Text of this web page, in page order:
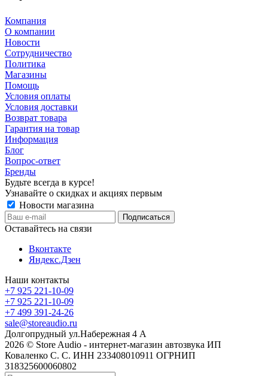
Компания
О компании
Новости
Сотрудничество
Политика
Магазины
Помощь
Условия оплаты
Условия доставки
Возврат товара
Гарантия на товар
Информация
Блог
Вопрос-ответ
Бренды
Будьте всегда в курсе!
Узнавайте о скидках и акциях первым
Новости магазина
Оставайтесь на связи
Вконтакте
Яндекс.Дзен
Наши контакты
+7 925 221-10-09
+7 925 221-10-09
+7 499 391-24-26
sale@storeaudio.ru
Долгопрудный ул.Набережная 4 А
2026 © Store Audio - интернет-магазин автозвука ИП
Коваленко С. С. ИНН 233408010911 ОГРНИП
318325600060802